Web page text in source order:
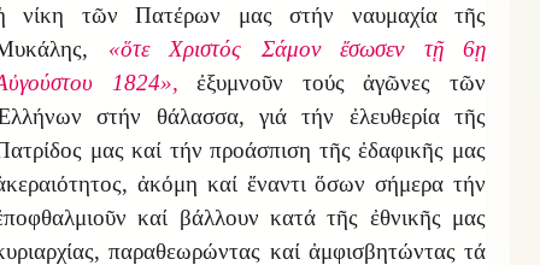
νίκη τῶν Πατέρων μας στήν ναυμαχία τῆς
«ὅτε Χριστός Σάμον ἔσωσεν τῇ 6ῃ
1824»,ἐξυμνοῦν τούς ἀγῶνες τῶν
στήν θάλασσα, γιά τήν ἐλευθερία τῆς
μας καί τήν προάσπιση τῆς ἐδαφικῆς μας
ἀκόμη καί ἔναντι ὅσων σήμερα τήν
καί βάλλουν κατά τῆς ἐθνικῆς μας
παραθεωρώντας καί ἀμφισβητώντας τά